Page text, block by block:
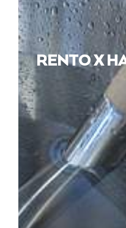
RENTO X